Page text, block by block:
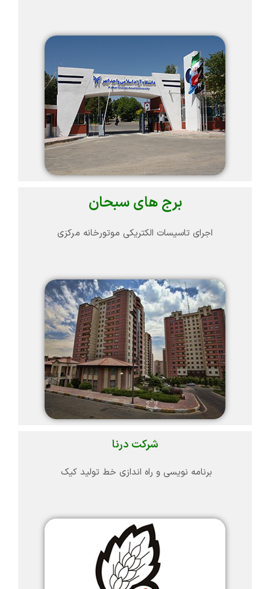
برج های سبحان
اجرای تاسیسات الکتریکی موتورخانه مرکزی
شرکت درنا
برنامه نویسی و راه اندازی خط تولید کیک